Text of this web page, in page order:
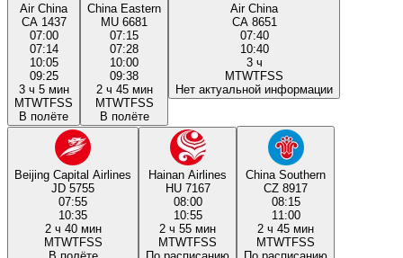
Air China
CA 1437
07:00
07:14
10:05
09:25
3 ч 5 мин
MTWTFSS
В полёте
China Eastern
MU 6681
07:15
07:28
10:00
09:38
2 ч 45 мин
MTWTFSS
В полёте
Air China
CA 8651
07:40
10:40
3 ч
MTWTFSS
Нет актуальной информации
Beijing Capital Airlines
JD 5755
07:55
10:35
2 ч 40 мин
MTWTFSS
Hainan Airlines
HU 7167
08:00
10:55
2 ч 55 мин
MTWTFSS
China Southern
CZ 8917
08:15
11:00
2 ч 45 мин
MTWTFSS